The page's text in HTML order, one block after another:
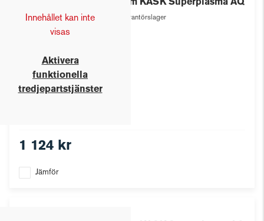
Innehållet kan inte
visas
Aktivera
funktionella
tredjepartstjänster
Hjälm KASK Superplasma AQ
Leverantörslager
1 124 kr
Jämför